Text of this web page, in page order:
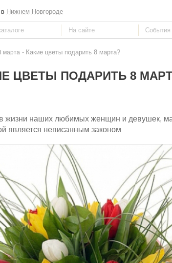
Нижнем Новгороде
марта - Какие цветы подарить 8 марта?
ЦВЕТЫ ПОДАРИТЬ 8
жизни наших любимых женщин и девушек,
является неписанным законом